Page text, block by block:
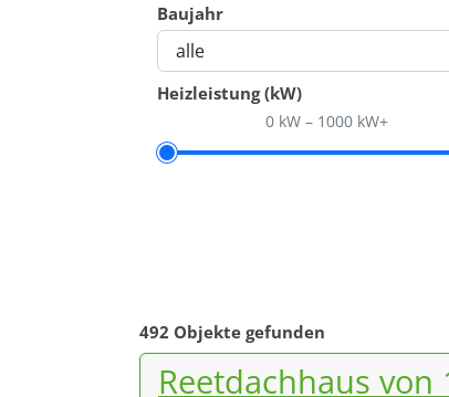
Baujahr
Heizleistung (kW)
0 kW – 1000 kW+
492 Objekte gefunden
Reetdachhaus